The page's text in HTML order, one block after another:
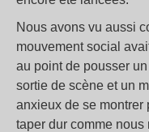
Nous avons vu aussi
mouvement social
au point de pousser
sortie de scène et un
anxieux de se montrer
taper dur comme nous